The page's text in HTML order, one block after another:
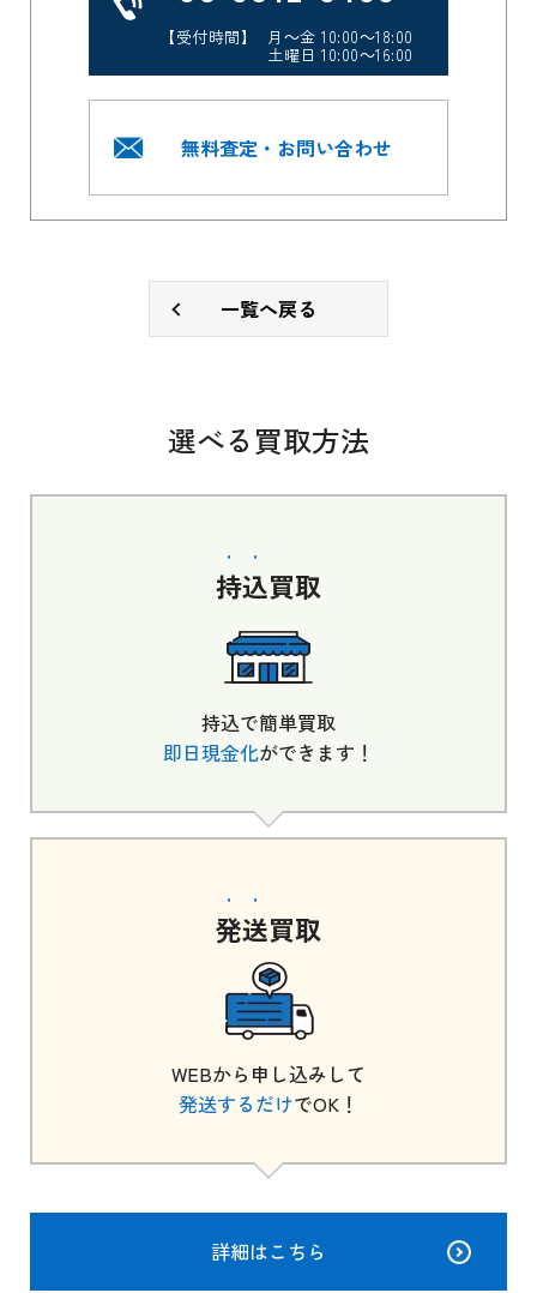
【受付時間】 月～金 10:00～18:00
土曜日 10:00～16:00
無料査定・お問い合わせ
一覧へ戻る
選べる買取方法
持込買取
持込で簡単買取
即日現金化ができます！
発送買取
WEBから申し込みして
発送するだけでOK！
詳細はこちら